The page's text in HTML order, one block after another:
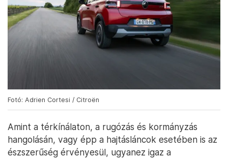
Fotó: Adrien Cortesi / Citroën
Amint a térkínálaton, a rugózás és kormányzás
hangolásán, vagy épp a hajtásláncok esetében is az
észszerűség érvényesül, ugyanez igaz a